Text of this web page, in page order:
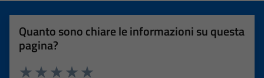
Quanto sono chiare le informazioni su questa
pagina?